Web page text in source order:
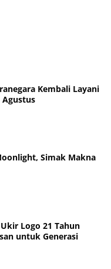
Kembali Layani
Agustus
Simak Makna
Logo 21 Tahun
untuk Generasi